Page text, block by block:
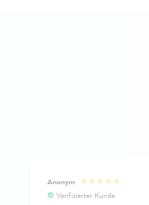
Anonym
Verifizierter Kunde